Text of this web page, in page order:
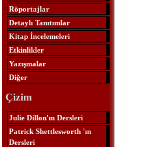
Röportajlar
Detaylı Tanıtımlar
Kitap İncelemeleri
Etkinlikler
Yazışmalar
Diğer
Çizim
Julie Dillon'ın Dersleri
Patrick Shettlesworth 'ın
Dersleri